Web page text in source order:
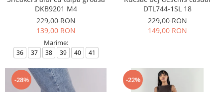
DKB9201 M4
229,00 RON
139,00 RON
Marime:
36 37 38 39 40 41
DTL744-1SL 18
229,00 RON
149,00 RON
-28% -22%